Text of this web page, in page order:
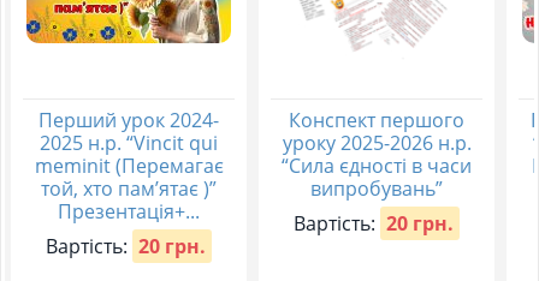
Перший урок 2024-
2025 н.р. “Vincit qui
meminit (Перемагає
той, хто пам’ятає )”
Презентація+...
Вартість: 20 грн.
Конспект першого
уроку 2025-2026 н.р.
“Сила єдності в часи
випробувань”
Вартість: 20 грн.